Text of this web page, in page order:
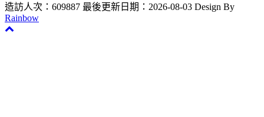
造訪人次：609887 最後更新日期：2026-08-03 Design By
Rainbow